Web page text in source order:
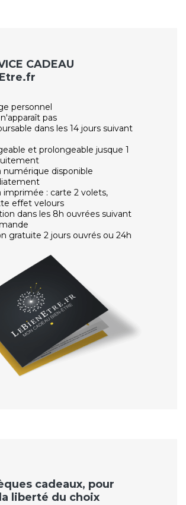
CADEAU
personnel
pas
dans les 14 jours suivant
et prolongeable jusque 1
numérique disponible
imprimée : carte 2 volets,
effet velours
dans les 8h ouvrées suivant
gratuite 2 jours ouvrés ou 24h
cadeaux, pour
liberté du choix